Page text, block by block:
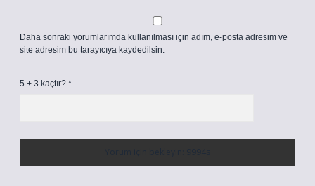
Daha sonraki yorumlarımda kullanılması için adım, e-posta adresim ve
site adresim bu tarayıcıya kaydedilsin.
5 + 3 kaçtır? *